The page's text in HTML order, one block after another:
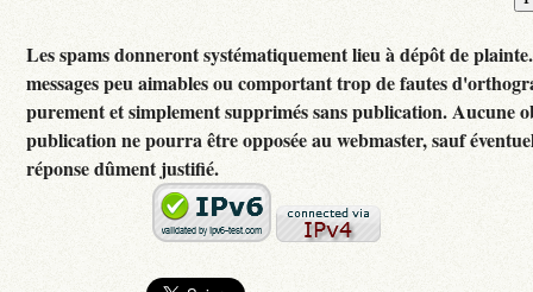
Les spams donneront systématiquement lieu à dépôt de
messages peu aimables ou comportant trop de fautes
purement et simplement supprimés sans publication. Aucune
publication ne pourra être opposée au webmaster, sauf
réponse dûment justifié.